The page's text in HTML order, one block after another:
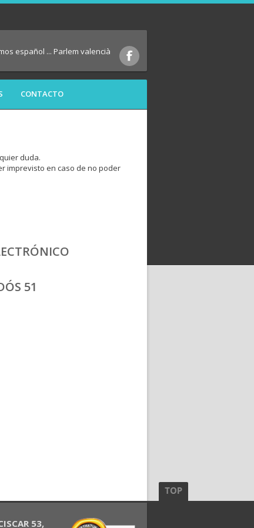
CONTACTO
español ... Parlem valencià
duda.
imprevisto en caso de no poder
51
53,